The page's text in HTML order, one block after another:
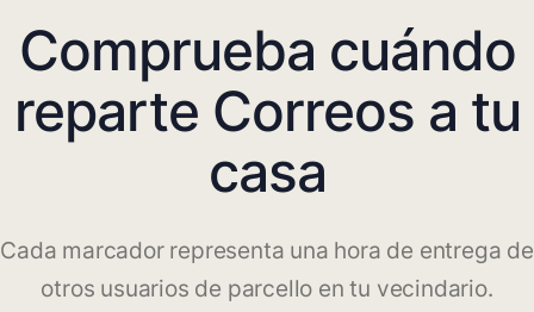
Comprueba cuándo
reparte Correos a tu
casa
Cada marcador representa una hora de entrega de
otros usuarios de parcello en tu vecindario.